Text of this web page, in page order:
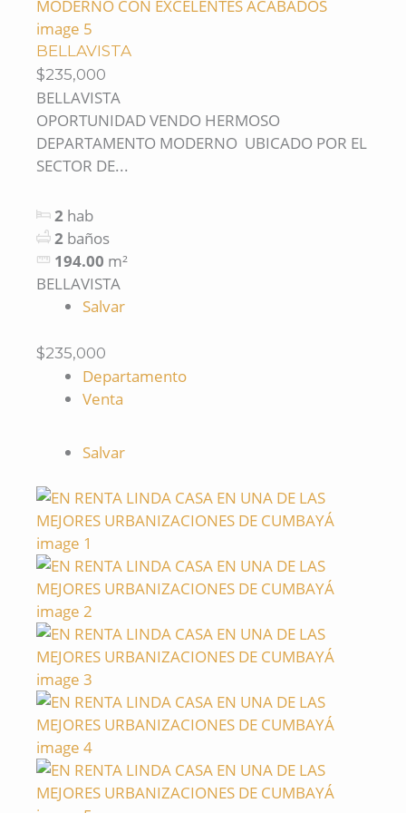
BELLAVISTA
$235,000
BELLAVISTA
OPORTUNIDAD VENDO HERMOSO
DEPARTAMENTO MODERNO UBICADO POR EL
SECTOR DE...
2 hab
2 baños
194.00 m²
BELLAVISTA
Salvar
$235,000
Departamento
Venta
Salvar